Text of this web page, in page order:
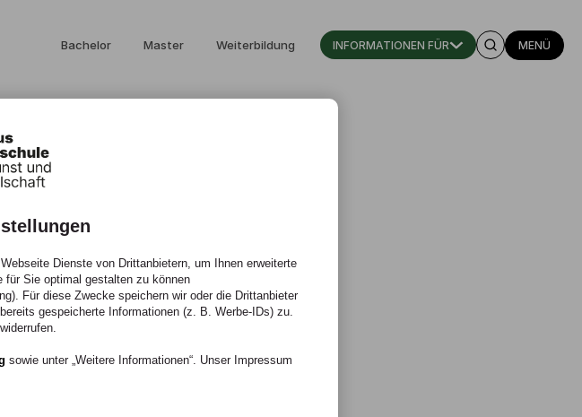
Bachelor Master Weiterbildung INFORMATIONEN FÜR MENÜ
Dienste von Drittanbietern, um Ihnen erweiterte
für Sie optimal gestalten zu können
Für diese Zwecke speichern wir oder die Drittanbieter
gespeicherte Informationen (z. B. Werbe-IDs) zu.
sowie unter „Weitere Informationen“. Unser Impressum